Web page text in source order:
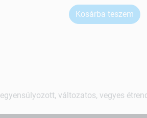
Kosárba teszem
változatos, vegyes